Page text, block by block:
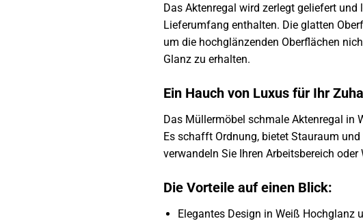
Das Aktenregal wird zerlegt geliefert
Lieferumfang enthalten. Die glatten
um die hochglänzenden Oberflächen
Glanz zu erhalten.
Ein Hauch von Luxus für Ihr
Das Müllermöbel schmale Aktenregal in
Es schafft Ordnung, bietet Stauraum
verwandeln Sie Ihren Arbeitsbereich
Die Vorteile auf einen Blick:
Elegantes Design in Weiß Hochglanz